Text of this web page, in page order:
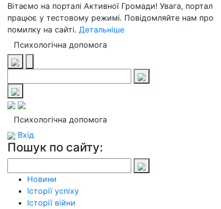
Вітаємо на порталі Активної Громади! Увага, портал
працює у тестовому режимі. Повідомляйте нам про
помилку на сайті. Детальніше
Психологічна допомога
Психологічна допомога
Вхід
Пошук по сайту:
Новини
Історії успіху
Історії війни